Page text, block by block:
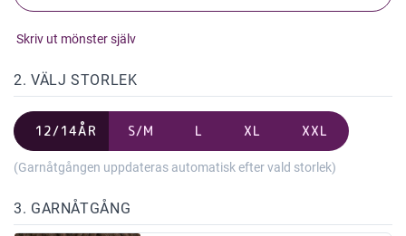
Skriv ut mönster själv
2. VÄLJ STORLEK
12/14ÅR S/M L XL XXL
(Garnåtgången uppdateras automatisk efter vald storlek)
3. GARNÅTGÅNG